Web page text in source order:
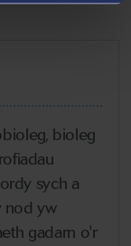
bioleg
sych a
nod yw
gadarn o'r